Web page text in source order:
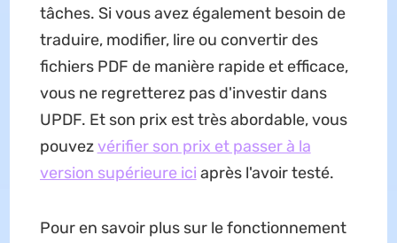
tâches. Si vous avez également besoin de
traduire, modifier, lire ou convertir des
fichiers PDF de manière rapide et efficace,
vous ne regretterez pas d'investir dans
UPDF. Et son prix est très abordable, vous
pouvezvérifier son prix et passer à la
version supérieure ici après l'avoir testé.
Pour en savoir plus sur le fonctionnement